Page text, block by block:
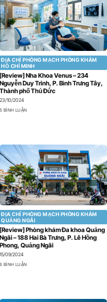
ĐỊA CHỈ PHÒNG MẠCH PHÒNG KHÁM
HỒ CHÍ MINH
[Review] Nha Khoa Venus – 234
Nguyễn Duy Trinh, P. Bình Trưng Tây,
Thành phố Thủ Đức
23/10/2024
5 BÌNH LUẬN
ĐỊA CHỈ PHÒNG MẠCH PHÒNG KHÁM
QUẢNG NGÃI
[Review] Phòng khám Đa khoa Quảng
Ngãi – 188 Hai Bà Trưng, P. Lê Hồng
Phong, Quảng Ngãi
15/09/2024
6 BÌNH LUẬN